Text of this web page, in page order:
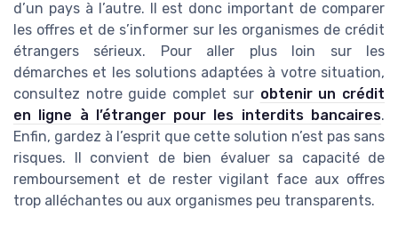
d’un pays à l’autre. Il est donc important de comparer
les offres et de s’informer sur les organismes de crédit
étrangers sérieux. Pour aller plus loin sur les
démarches et les solutions adaptées à votre situation,
consultez notre guide complet sur obtenir un crédit
en ligne à l’étranger pour les interdits bancaires.
Enfin, gardez à l’esprit que cette solution n’est pas sans
risques. Il convient de bien évaluer sa capacité de
remboursement et de rester vigilant face aux offres
trop alléchantes ou aux organismes peu transparents.